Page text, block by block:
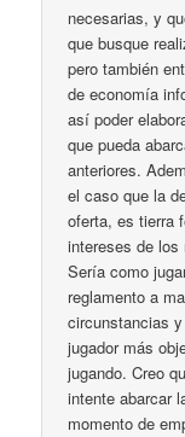
necesarias, y
que busque
pero también
de economía
así poder
que pueda
anteriores.
el caso que la
oferta, es tierra
intereses de
Sería como
reglamento a
circunstancias
jugador más
jugando. Creo
intente abarcar
momento de